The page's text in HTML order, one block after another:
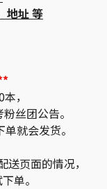
地址 等
，
丝团公告。
就会发货。
页面的情况，
单。